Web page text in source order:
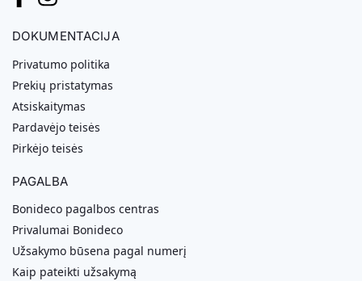
DOKUMENTACIJA
Privatumo politika
Prekių pristatymas
Atsiskaitymas
Pardavėjo teisės
Pirkėjo teisės
PAGALBA
Bonideco pagalbos centras
Privalumai Bonideco
Užsakymo būsena pagal numerį
Kaip pateikti užsakymą